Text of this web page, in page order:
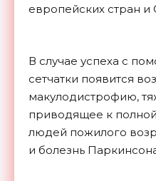
европейских стран
В случае успеха с
сетчатки появится
макулодистрофию,
приводящее к
людей пожилого
и болезнь